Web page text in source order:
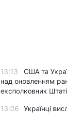
13:13
США та
над оновленням
експолковник
13:06
Українці